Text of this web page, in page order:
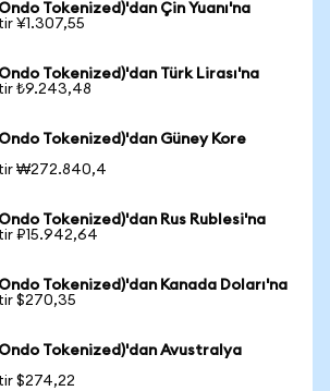
Tokenized)'dan Çin Yuanı'na
¥1.307,55
Tokenized)'dan Türk Lirası'na
₺9.243,48
Tokenized)'dan Güney Kore
₩272.840,4
Tokenized)'dan Rus Rublesi'na
₽15.942,64
Tokenized)'dan Kanada Doları'na
$270,35
Tokenized)'dan Avustralya
$274,22